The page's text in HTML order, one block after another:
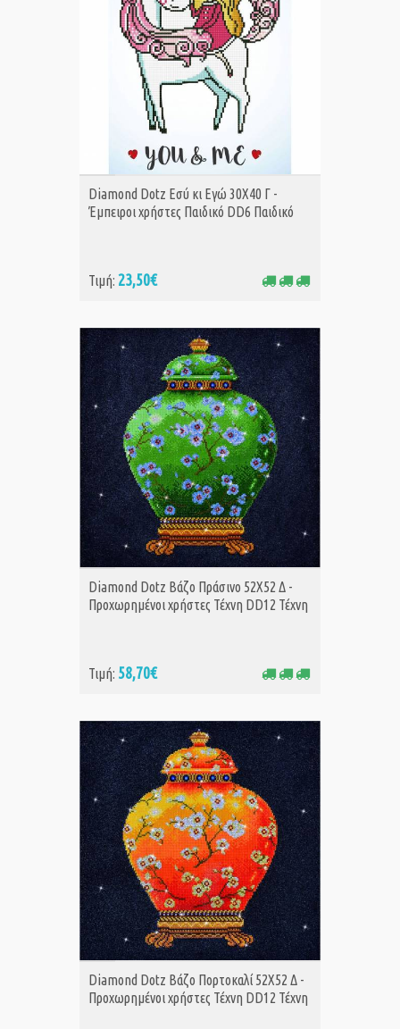
ΑΓΟΡΑ
Diamond Dotz Εσύ κι Εγώ 30Χ40 Γ -
Έμπειροι χρήστες Παιδικό DD6 Παιδικό
Τιμή: 23,50€
ΑΓΟΡΑ
Diamond Dotz Βάζο Πράσινο 52Χ52 Δ -
Προχωρημένοι χρήστες Τέχνη DD12 Τέχνη
Τιμή: 58,70€
ΑΓΟΡΑ
Diamond Dotz Βάζο Πορτοκαλί 52Χ52 Δ -
Προχωρημένοι χρήστες Τέχνη DD12 Τέχνη